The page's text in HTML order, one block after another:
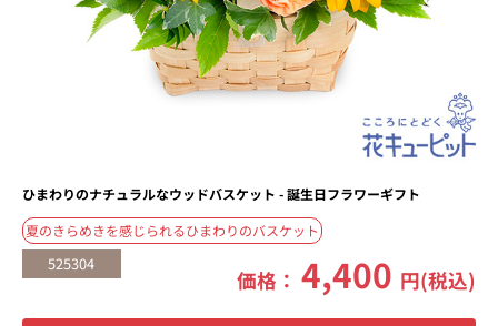
ひまわりのナチュラルなウッドバスケット - 誕生日フラワーギフト
夏のきらめきを感じられるひまわりのバスケット
525304
価格：4,400 円(税込)